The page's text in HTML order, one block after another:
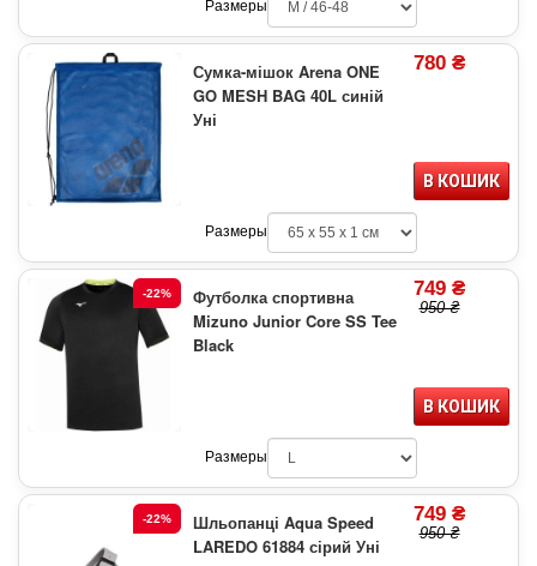
Размеры
Сумка-мішок Arena ONE
GO MESH BAG 40L синій
Уні
780 ₴
В КОШИК
Размеры
-22%
Футболка спортивна
Mizuno Junior Core SS Tee
Black
749 ₴
950 ₴
В КОШИК
Размеры
-22%
Шльопанці Aqua Speed
LAREDO 61884 сірий Уні
749 ₴
950 ₴